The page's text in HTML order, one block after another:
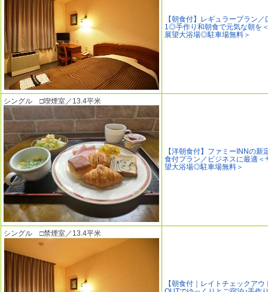
【朝食付】レギュラープラン
1◎手作り和朝食で元気な朝を
展望大浴場◎駐車場無料＞
シングル □喫煙室／13.4平米
【洋朝食付】ファミーINNの新
食付プラン／ビジネスに最適＜
望大浴場◎駐車場無料＞
シングル □禁煙室／13.4平米
【朝食付｜レイトチェックア